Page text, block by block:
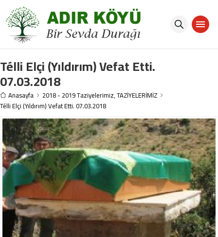
Télli Elçi (Yıldırım) Vefat Etti.
07.03.2018
Anasayfa 2018 - 2019 Taziyelerimiz,TAZİYELERİMİZ
Télli Elçi (Yıldırım) Vefat Etti. 07.03.2018